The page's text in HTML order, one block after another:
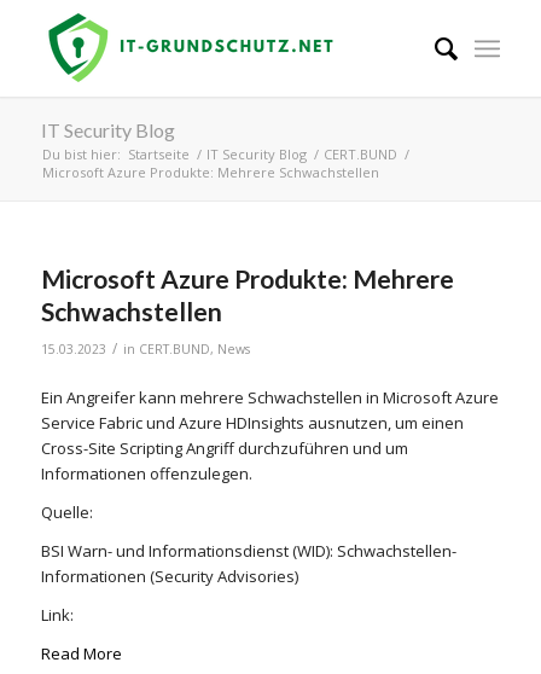
IT Security Blog
Du bist hier: Startseite / IT Security Blog / CERT.BUND /
Microsoft Azure Produkte: Mehrere Schwachstellen
Microsoft Azure Produkte: Mehrere
Schwachstellen
15.03.2023 / in CERT.BUND, News
Ein Angreifer kann mehrere Schwachstellen in Microsoft Azure
Service Fabric und Azure HDInsights ausnutzen, um einen
Cross-Site Scripting Angriff durchzuführen und um
Informationen offenzulegen.
Quelle:
BSI Warn- und Informationsdienst (WID): Schwachstellen-
Informationen (Security Advisories)
Link:
Read More